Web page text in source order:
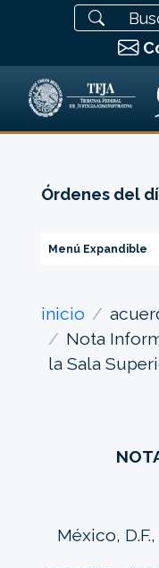
Órdenes del
Menú Expandible
inicio
Nota
la Sala
México,